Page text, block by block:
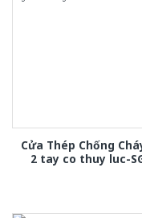
Cửa Thép Chống
2 tay co thuy luc-